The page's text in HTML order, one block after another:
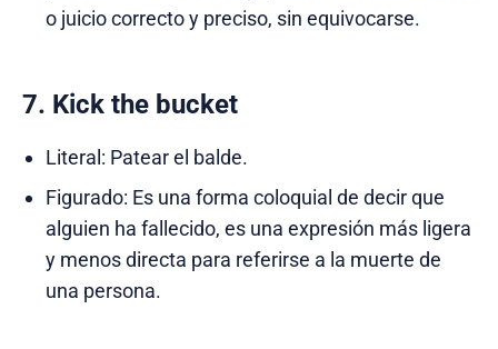
o juicio correcto y preciso, sin equivocarse.
7. Kick the bucket
Literal: Patear el balde.
Figurado: Es una forma coloquial de decir que
alguien ha fallecido, es una expresión más ligera
y menos directa para referirse a la muerte de
una persona.